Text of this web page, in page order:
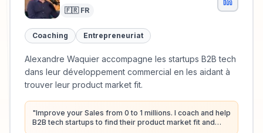
🇫🇷 FR
Coaching Entrepreneuriat
Alexandre Waquier accompagne les startups B2B tech
dans leur développement commercial en les aidant à
trouver leur product market fit.
"Improve your Sales from 0 to 1 millions. I coach and help
B2B tech startups to find their product market fit and